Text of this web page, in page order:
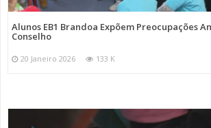
Alunos EB1 Brandoa Expõem Preocupações
Conselho
20 Janeiro 2026 133 K